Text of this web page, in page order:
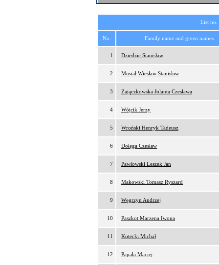
List
No. Family name and given names
1 Dziedzic Stanisław
2 Musiał Wiesław Stanisław
3 Zajączkowska Jolanta Czesława
4 Wójcik Jerzy
5 Wroński Henryk Tadeusz
6 Dołęga Czesław
7 Pawłowski Leszek Jan
8 Makowski Tomasz Ryszard
9 Węgrzyn Andrzej
10 Paszkot Marzena Iwona
11 Kotecki Michał
12 Papała Maciej